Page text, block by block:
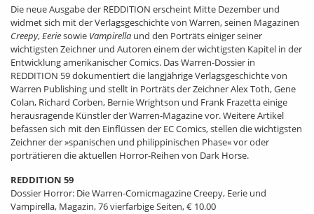
Die neue Ausgabe der REDDITION erscheint Mitte Dezember und
widmet sich mit der Verlagsgeschichte von Warren, seinen Magazinen
Creepy,Eeriesowie Vampirella und den Porträts einiger seiner
wichtigsten Zeichner und Autoren einem der wichtigsten Kapitel in der
Entwicklung amerikanischer Comics. Das Warren-Dossier in
REDDITION 59 dokumentiert die langjährige Verlagsgeschichte von
Warren Publishing und stellt in Porträts der Zeichner Alex Toth, Gene
Colan, Richard Corben, Bernie Wrightson und Frank Frazetta einige
herausragende Künstler der Warren-Magazine vor. Weitere Artikel
befassen sich mit den Einflüssen der EC Comics, stellen die wichtigsten
Zeichner der »spanischen und philippinischen Phase« vor oder
porträtieren die aktuellen Horror-Reihen von Dark Horse.
REDDITION 59
Dossier Horror: Die Warren-Comicmagazine Creepy, Eerie und
Vampirella, Magazin, 76 vierfarbige Seiten, € 10.00